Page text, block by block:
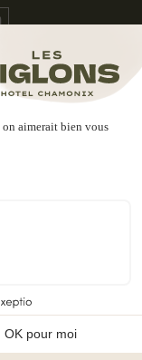
93